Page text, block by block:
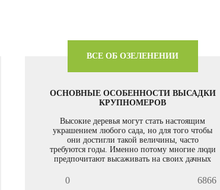
ВСЕ ОБ ОЗЕЛЕНЕНИИ
ОСНОВНЫЕ ОСОБЕННОСТИ ВЫСАДКИ
КРУПНОМЕРОВ
Высокие деревья могут стать настоящим
украшением любого сада, но для того чтобы
они достигли такой величины, часто
требуются годы. Именно потому многие люди
предпочитают высаживать на своих дачных
растения с развитой кроной. Если вас
0 6866